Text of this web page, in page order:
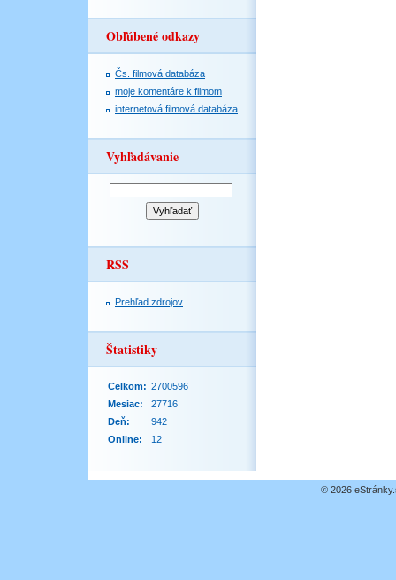
Obľúbené odkazy
Čs. filmová databáza
moje komentáre k filmom
internetová filmová databáza
Vyhľadávanie
RSS
Prehľad zdrojov
Štatistiky
Online: 12
Celkom: 2700596
Mesiac:
27716
Deň:
942
© 2026